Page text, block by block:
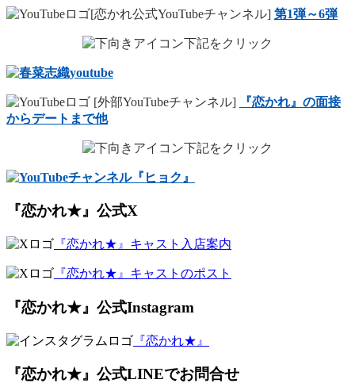
[恋かれ公式YouTubeチャンネル] 第1弾～6弾
下記をクリック
[外部YouTubeチャンネル]
『恋かれ』の面接
からデートまで他
下記をクリック
『恋かれ★』公式X
『恋かれ★』キャスト入店案内
『恋かれ★』キャストのポスト
『恋かれ★』公式Instagram
『恋かれ★』
『恋かれ★』公式LINEでお問合せ